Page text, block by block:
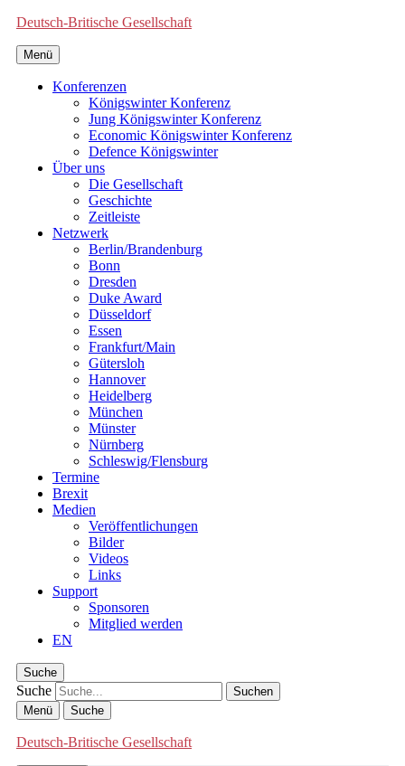
Deutsch-Britische Gesellschaft
Menü
Konferenzen
Königswinter Konferenz
Jung Königswinter Konferenz
Economic Königswinter Konferenz
Defence Königswinter
Über uns
Die Gesellschaft
Geschichte
Zeitleiste
Netzwerk
Berlin/Brandenburg
Bonn
Dresden
Duke Award
Düsseldorf
Essen
Frankfurt/Main
Gütersloh
Hannover
Heidelberg
München
Münster
Nürnberg
Schleswig/Flensburg
Termine
Brexit
Medien
Veröffentlichungen
Bilder
Videos
Links
Support
Sponsoren
Mitglied werden
EN
Suche
Suche
Menü Suche
Deutsch-Britische Gesellschaft